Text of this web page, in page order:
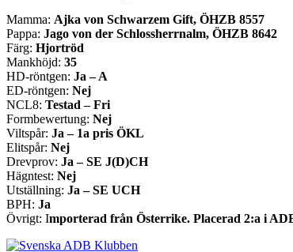
Mamma: Ajka von Schwarzem Gift, ÖHZB 8557
Pappa: Jago von der Schlossherrnalm, ÖHZB 8642
Färg: Hjortröd
Mankhöjd: 35
HD-röntgen: Ja – A
ED-röntgen: Nej
NCL8: Testad – Fri
Formbewertung: Nej
Viltspår: Ja – 1a pris ÖKL
Elitspår: Nej
Drevprov: Ja – SE J(D)CH
Hägntest: Nej
Utställning: Ja – SE UCH
BPH: Ja
Övrigt: Importerad från Österrike. Placerad 2:a i